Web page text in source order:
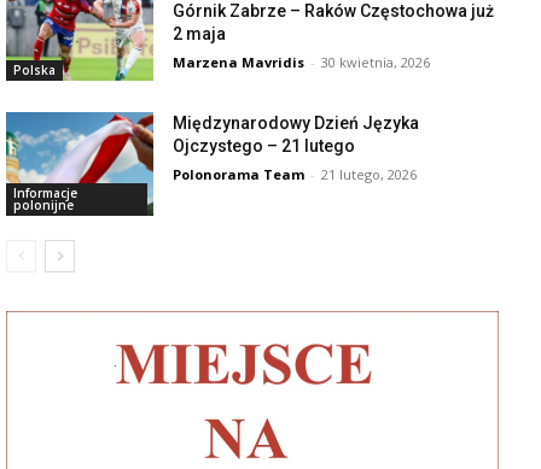
Polska
Górnik Zabrze – Raków Częstochowa już
2 maja
Marzena Mavridis - 30 kwietnia, 2026
Informacje
polonijne
Międzynarodowy Dzień Języka
Ojczystego – 21 lutego
Polonorama Team - 21 lutego, 2026